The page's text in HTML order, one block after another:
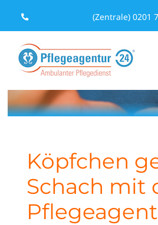
Inhalt
springen
(Zentrale) 0201
Köpfchen
Schach mit